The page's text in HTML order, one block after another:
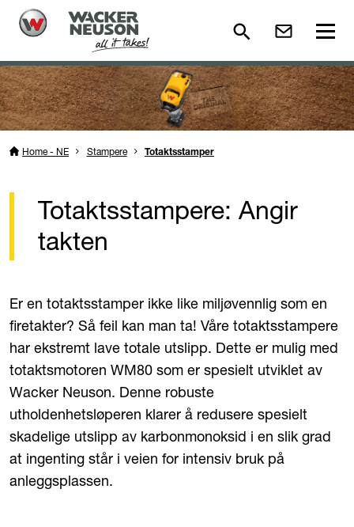
Home - NE Stampere Totaktsstamper
Totaktsstampere: Angir
takten
Er en totaktsstamper ikke like miljøvennlig som en
firetakter? Så feil kan man ta! Våre totaktsstampere
har ekstremt lave totale utslipp. Dette er mulig med
totaktsmotoren WM80 som er spesielt utviklet av
Wacker Neuson. Denne robuste
utholdenhetsløperen klarer å redusere spesielt
skadelige utslipp av karbonmonoksid i en slik grad
at ingenting står i veien for intensiv bruk på
anleggsplassen.